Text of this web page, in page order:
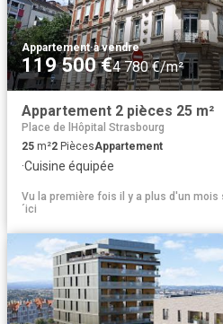
Appartement·à vendre
119 500 €4 780 €/m²
Appartement 2 pièces 25 m²
Place de lHôpital Strasbourg
25 m²2 PiècesAppartement
·Cuisine équipée
Vu la première fois il y a plus d'un mois
´ici